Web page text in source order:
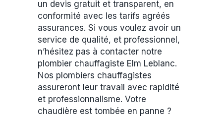
un devis gratuit et transparent, en
conformité avec les tarifs agréés
assurances. Si vous voulez avoir un
service de qualité, et professionnel,
n’hésitez pas à contacter notre
plombier chauffagiste Elm Leblanc.
Nos plombiers chauffagistes
assureront leur travail avec rapidité
et professionnalisme. Votre
chaudière est tombée en panne ?